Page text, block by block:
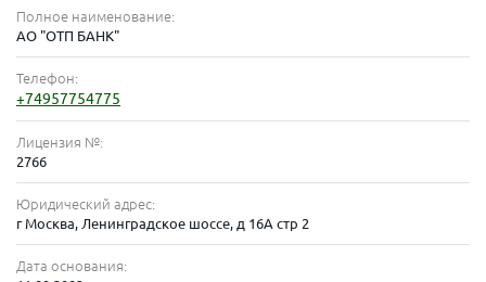
Преимущества ОТП Банка
1. Надежность и Аккредитация
ОТП Банк обладает аккредитацией на участие в конкурсах
России. Это говорит о высокой надежности и устойчивости банка.
2. Система Страхования Вкладов
ОТП Банк участвует в системе страхования вкладов, что
уверены, что ваши деньги защищены на случай непредвиденных
обстоятельств.
Полное наименование:
АО "ОТП БАНК"
Телефон:
+74957754775
Лицензия №:
2766
Юридический адрес:
г Москва, Ленинградское шоссе, д 16А стр 2
Дата основания: